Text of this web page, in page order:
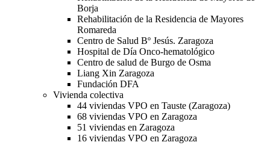
Borja
Rehabilitación de la Residencia de Mayores
Romareda
Centro de Salud Bº Jesús. Zaragoza
Hospital de Día Onco-hematológico
Centro de salud de Burgo de Osma
Liang Xin Zaragoza
Fundación DFA
Vivienda colectiva
44 viviendas VPO en Tauste (Zaragoza)
68 viviendas VPO en Zaragoza
51 viviendas en Zaragoza
16 viviendas VPO en Zaragoza